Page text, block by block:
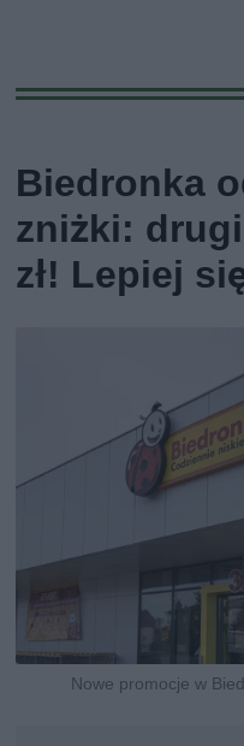
Biedronka
zniżki:
zł! Lepiej
Nowe promocje w